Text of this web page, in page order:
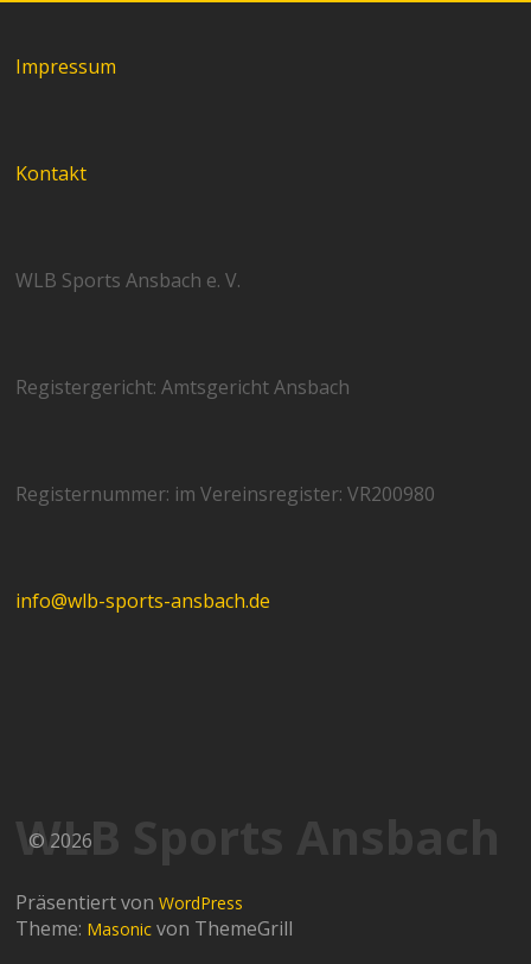
Impressum
Kontakt
WLB Sports Ansbach e. V.
Registergericht: Amtsgericht Ansbach
Registernummer: im Vereinsregister: VR200980
info@wlb-sports-ansbach.de
WLB Sports Ansbach
© 2026
Präsentiert vonWordPress
Theme: Masonic von ThemeGrill